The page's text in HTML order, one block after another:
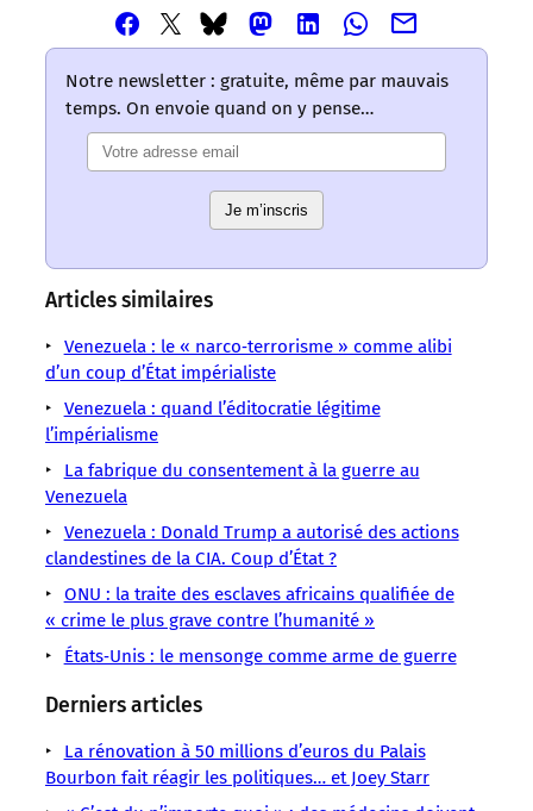
Partager
cet
article
–
Les
sens
LMOUS
–
Colonialisme
Diplomatie
Trump
États-
Unis
Partager
cet
article
via
Twitter
–
un
sens
LMOUS
–
Europe
Impérialisme
Partager
cet
article
via
Bluesky
–
Les
mots
un
sens
LMOUS
–
Union
Venezuela
Partager
cet
article
via
Mastodon
Les
mots
ont
LMOUS
–
de
les
Unis
n’est
pas
Partager
cet
article
Linkedin
Les
mots
ont
LMOUS
une
rupture,
une
Partager
cet
via
Les
LMOUS
Trump
haut
que
Partager
cet
article
Les
LMOUS
décennies
et
Notre newsletter : gratuite, même par mauvais
temps. On envoie quand on y pense…
Je m’inscris
Articles similaires
Venezuela : le « narco‑terrorisme » comme alibi
d’un coup d’État impérialiste
Venezuela : quand l’éditocratie légitime
l’impérialisme
La fabrique du consentement à la guerre au
Venezuela
Venezuela : Donald Trump a autorisé des actions
clandestines de la CIA. Coup d’État ?
ONU : la traite des esclaves africains qualifiée de
« crime le plus grave contre l’humanité »
États‑Unis : le mensonge comme arme de guerre
Derniers articles
La rénovation à 50 millions d’euros du Palais
Bourbon fait réagir les politiques… et Joey Starr